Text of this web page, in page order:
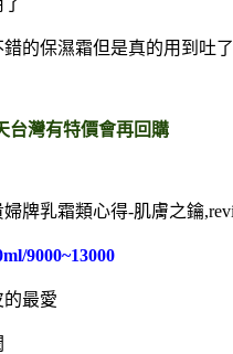
的保濕霜但是真的用到吐了
台灣有特價會再回購
9000~13000
最愛